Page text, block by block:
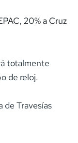
20% a Cruz
totalmente
de reloj.
de Travesías